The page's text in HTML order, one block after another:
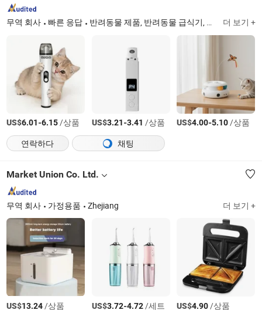
무역 회사 빠른 응답 반려동물 제품, 반려동물 급식기, 고양이 보금자리, 고양이 화장실, 반려동물 용품, 벤토나이트 고양이 모래, 고양이 변기, 반려동물 미용 브러시, 자동 고양이 화장실 더 보기 +
US$6.01-6.15/상품 US$3.21-3.41 /상품 US$4.00-5.10/상품
연락하다
채팅
Market Union Co. Ltd.
무역 회사 가정용품 Zhejiang 더 보기 +
US$13.24 /상품 US$3.72-4.72/세트 US$4.90 /상품